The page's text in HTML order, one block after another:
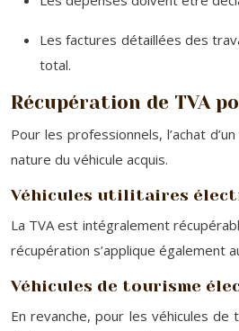
Les factures détaillées des
total.
Récupération de TVA
Pour les professionnels, l’achat
nature du véhicule acquis.
Véhicules utilitaires
La TVA est intégralement
récupération s’applique également
Véhicules de tourisme
En revanche, pour les véhicules